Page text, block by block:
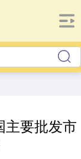
主要批发市